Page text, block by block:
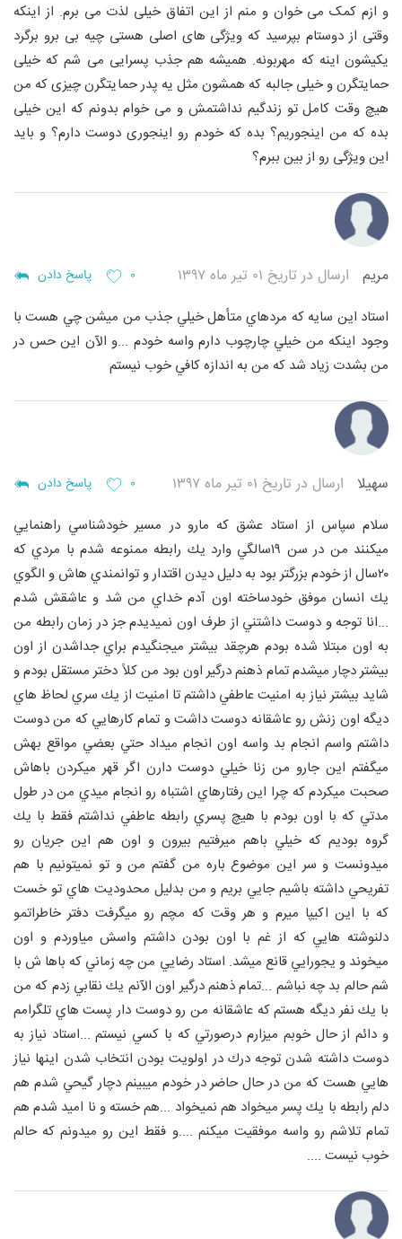
و ازم کمک می خوان و منم از این اتفاق خیلی لذت می برم. از اینکه
وقتی از دوستام بپرسید که ویژگی های اصلی هستی چیه بی برو برگرد
یکیشون اینه که مهربونه. همیشه هم جذب پسرایی می شم که خیلی
حمایتگرن و خیلی جالبه که همشون مثل یه پدر حمایتگرن چیزی که من
هیچ وقت کامل تو زندگیم نداشتمش و می خوام بدونم که این خیلی
بده که من اینجوریم؟ بده که خودم رو اینجوری دوست دارم؟ و باید
این ویژگی رو از بین ببرم؟
مريم ارسال در تاریخ ۰۱ تیر ماه ۱۳۹۷ ۰ پاسخ دادن
استاد اين سايه كه مردهاي متأهل خيلي جذب من ميشن چي هست با
وجود اينكه من خيلي چارچوب دارم واسه خودم ...و الآن اين حس در
من بشدت زياد شد كه من به اندازه كافي خوب نيستم
سهيلا ارسال در تاریخ ۰۱ تیر ماه ۱۳۹۷ ۰ پاسخ دادن
سلام سپاس از استاد عشق كه مارو در مسير خودشناسي راهنمايي
ميكنند
من در سن ١٩سالگي وارد يك رابطه ممنوعه شدم با مردي كه
٢٠سال از خودم بزرگتر بود به دليل ديدن اقتدار و توانمندي هاش و الگوي
يك انسان موفق خودساخته اون آدم خداي من شد و عاشقش شدم
...انا توجه و دوست داشتني از طرف اون نميديدم جز در زمان رابطه من
به اون مبتلا شده بودم هرچقد بيشتر ميجنگيدم براي جداشدن از اون
بيشتر دچار ميشدم تمام ذهنم درگير اون بود من كلاً دختر مستقل بودم و
شايد بيشتر نياز به امنيت عاطفي داشتم تا امنيت از يك سري لحاظ هاي
ديگه اون زنش رو عاشقانه دوست داشت و تمام كارهايي كه من دوست
داشتم واسم انجام بد واسه اون انجام ميداد حتي بعضي مواقع بهش
ميگفتم اين جارو من زنا خيلي دوست دارن اگر قهر ميكردن باهاش
صحبت ميكردم كه چرا اين رفتارهاي اشتباه رو انجام ميدي من در طول
مدتي كه با اون بودم با هيچ پسري رابطه عاطفي نداشتم فقط با يك
گروه بوديم كه خيلي باهم ميرفتيم بيرون و اون هم اين جريان رو
ميدونست و سر اين موضوع باره من گفتم من و تو نميتونيم با هم
تفريحي داشته باشيم جايي بريم و من بدليل محدوديت هاي تو خست
كه با اين اكيپا ميرم و هر وقت كه مچم رو ميگرفت دفتر خاطراتمو
دلنوشته هايي كه از غم با اون بودن داشتم واسش مياوردم و اون
ميخوند و يجورايي قانع ميشد. استاد رضايي من چه زماني كه باها ش با
شم حالم بد چه نباشم ...تمام ذهنم درگير اون الآنم يك نقابي زدم كه من
با يك نفر ديگه هستم كه عاشقانه من رو دوست دار پست هاي تلگرامم
و دائم از حال خوبم ميزارم درصورتي كه با كسي نيستم ...استاد نياز به
دوست داشته شدن توجه درك در اولويت بودن انتخاب شدن اينها نياز
هايي هست كه من در حال حاضر در خودم ميبينم دچار گيحي شدم هم
دلم رابطه با يك پسر ميخواد هم نميخواد ...هم خسته و نا اميد شدم هم
تمام تلاشم رو واسه موفقيت ميكنم ....و فقط اين رو ميدونم كه حالم
خوب نيست ....